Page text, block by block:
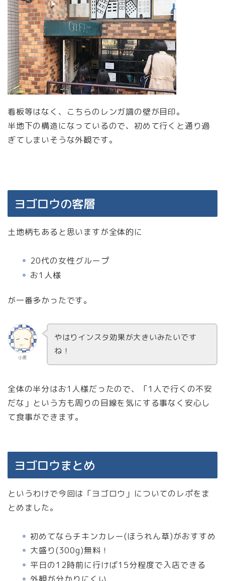
看板等はなく、こちらのレンガ調の壁が目印。
半地下の構造になっているので、初めて行くと通り過
ぎてしまいそうな外観です。
ヨゴロウの客層
土地柄もあると思いますが全体的に
20代の女性グループ
お1人様
が一番多かったです。
小麦
やはりインスタ効果が大きいみたいです
ね！
全体の半分はお1人様だったので、「1人で行くの不安
だな」という方も周りの目線を気にする事なく安心し
て食事ができます。
ヨゴロウまとめ
というわけで今回は「ヨゴロウ」についてのレポをま
とめました。
初めてならチキンカレー(ほうれん草)がおすすめ
大盛り(300g)無料！
平日の12時前に行けば15分程度で入店できる